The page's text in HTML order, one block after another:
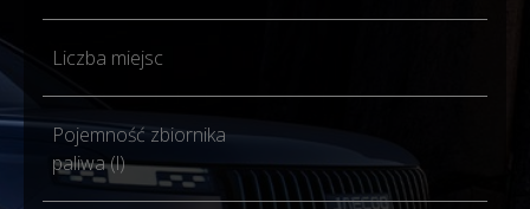
Liczba miejsc
Pojemność zbiornika
paliwa (l)